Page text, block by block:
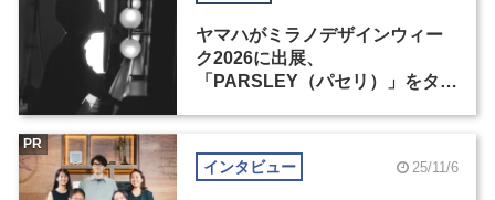
ヤマハがミラノデザインウィー
ク2026に出展、
「PARSLEY（パセリ）」をタイ
インタビュー 25/11/6
PR